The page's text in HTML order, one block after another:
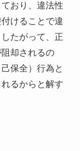
おり、違法性
けることで違
たがって、正
却されるの
保全）行為と
るからと解す